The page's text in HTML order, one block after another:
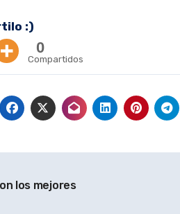
:)
0
Compartidos
los mejores